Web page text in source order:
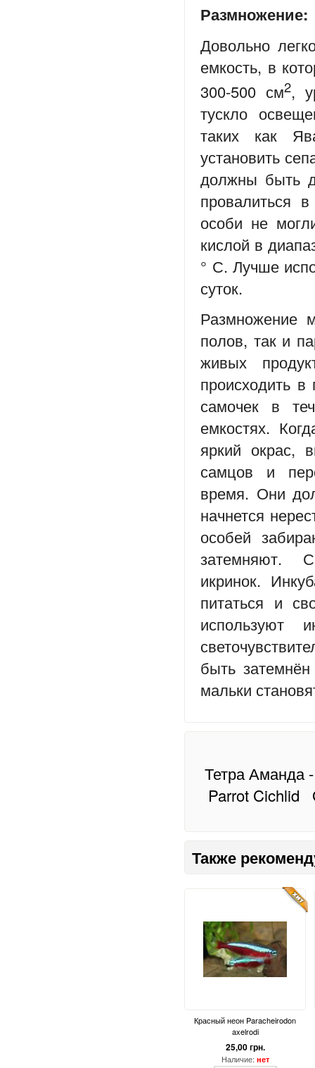
Размножение:
Довольно
емкость, в
300-500 см2,
тускло
таких как
установить
должны быть
провалиться
особи не
кислой в
° С. Лучше
суток.
Размножение
полов, так и
живых
происходить
самочек в
емкостях.
яркий окрас,
самцов и
время. Они
начнется
особей
затемняют.
икринок.
питаться и
используют
быть
мальки
Тетра Аманда
Parrot Cichlid
Также
Красный неон Paracheirodon
axelrodi
25,00 грн.
Наличие: нет